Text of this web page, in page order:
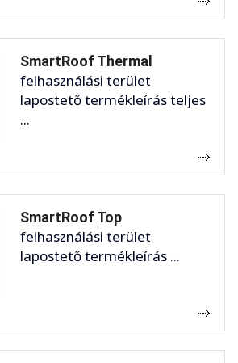
SmartRoof Thermal
felhasználási terület
lapostető termékleírás teljes
...
SmartRoof Top
felhasználási terület
lapostető termékleírás ...